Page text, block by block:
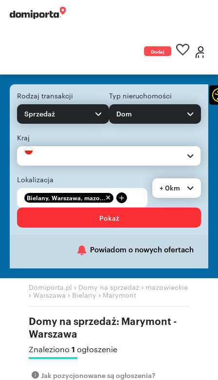
Dodaj
Rodzaj transakcji
Sprzedaż
Typ nieruchomości
Dom
Kraj
Lokalizacja
Bielany, Warszawa, mazo... +
+ 0km
Pokaż
Powiadom o nowych ofertach
Domiporta.pl › Domy na sprzedaż › mazowieckie
› Warszawa› Bielany › Marymont
Domy na sprzedaż: Marymont -
Warszawa
Znaleziono 1 ogłoszenie
Jak pozycjonowane są ogłoszenia?